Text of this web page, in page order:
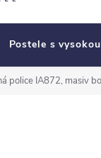
Postele s
police IA872, masiv